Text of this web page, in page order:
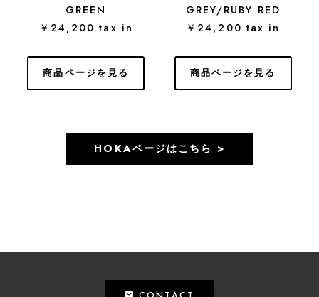
GREEN
￥24,200 tax in
商品ページを見る
GREY/RUBY RED
￥24,200 tax in
商品ページを見る
HOKAページはこちら >